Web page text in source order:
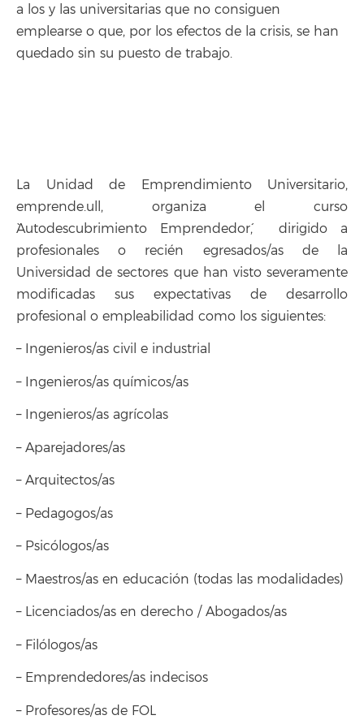
a los y las universitarias que no consiguen
emplearse o que, por los efectos de la crisis, se han
quedado sin su puesto de trabajo.
La Unidad de Emprendimiento Universitario,
emprende.ull, organiza el curso
`Autodescubrimiento Emprendedor´, dirigido a
profesionales o recién egresados/as de la
Universidad de sectores que han visto severamente
modificadas sus expectativas de desarrollo
profesional o empleabilidad como los siguientes:
– Ingenieros/as civil e industrial
– Ingenieros/as químicos/as
– Ingenieros/as agrícolas
– Aparejadores/as
– Arquitectos/as
– Pedagogos/as
– Psicólogos/as
– Maestros/as en educación (todas las modalidades)
– Licenciados/as en derecho / Abogados/as
– Filólogos/as
– Emprendedores/as indecisos
– Profesores/as de FOL